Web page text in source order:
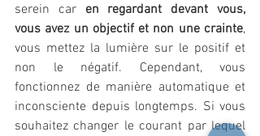
serein car en regardant devant vous,
vous avez un objectif et non une crainte,
vous mettez la lumière sur le positif et
non le négatif. Cependant, vous
fonctionnez de manière automatique et
inconsciente depuis longtemps. Si vous
souhaitez changer le courant par lequel